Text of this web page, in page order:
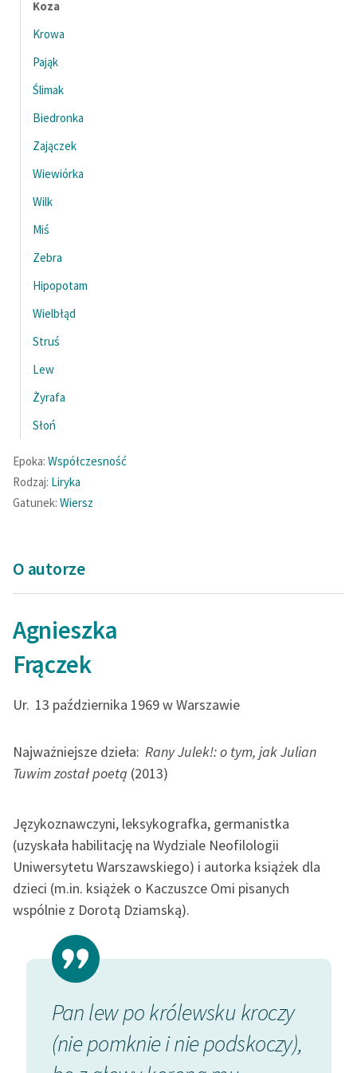
Ręce pełne poezji
Kolekcje edukacyjne
twórców przechodzących
do domeny publicznej,
lektur szkolnych oraz
Starego Testamentu
Odkurzamy bohaterów
Szkoła Poezji Wolnych
Lektur
O nas
Zasady wykorzystania
Logotypy
Materiały promocyjne
Polityka prywatności
Dane fundacji i
Regulamin darowizn
Informacja o treściach
wrażliwych
Deklaracja dostępności
Koza
Krowa
Pająk
Ślimak
Biedronka
Zajączek
Wiewiórka
Wilk
Miś
Zebra
Hipopotam
Wielbłąd
Struś
Lew
Żyrafa
Słoń
Epoka: Współczesność
Rodzaj: Liryka
Gatunek: Wiersz
O autorze
Agnieszka
Frączek
Ur. 13 października 1969 w Warszawie
Najważniejsze dzieła: Rany Julek!: o tym, jak Julian
Tuwim został poetą (2013)
Językoznawczyni, leksykografka, germanistka
(uzyskała habilitację na Wydziale Neofilologii
Uniwersytetu Warszawskiego) i autorka książek dla
dzieci (m.in. książek o Kaczuszce Omi pisanych
wspólnie z Dorotą Dziamską).
Pan lew po królewsku kroczy
(nie pomknie i nie podskoczy),
Taki
że